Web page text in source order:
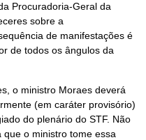
Procuradoria-Geral da
sobre a
de manifestações é
de todos os ângulos da
o ministro Moraes deverá
(em caráter provisório)
do plenário do STF. Não
o ministro tome essa